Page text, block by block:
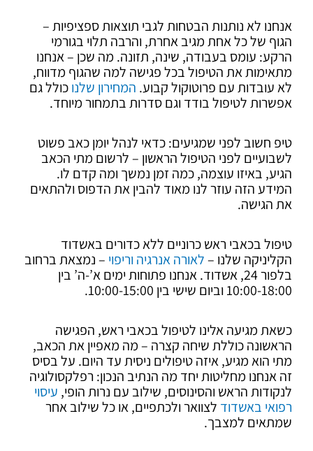
אנחנו לא נותנות הבטחות לגבי תוצאות ספציפיות –
הגוף של כל אחת מגיב אחרת, והרבה תלוי בגורמי
הרקע: עומס בעבודה, שינה, תזונה. מה שכן – אנחנו
מתאימות את הטיפול בכל פגישה למה שהגוף מדווח,
לא עובדות עם פרוטוקול קבוע. המחירון שלנוכולל גם
אפשרות לטיפול בודד וגם סדרות בתמחור מיוחד.
טיפ חשוב לפני שמגיעים: כדאי לנהל יומן כאב פשוט
לשבועיים לפני הטיפול הראשון – לרשום מתי הכאב
הגיע, באיזו עוצמה, כמה זמן נמשך ומה קדם לו.
המידע הזה עוזר לנו מאוד להבין את הדפוס ולהתאים
את הגישה.
טיפול בכאבי ראש כרוניים ללא כדורים באשדוד
הקליניקה שלנו –לאורה אנרגיה וריפוי – נמצאת ברחוב
בלפור 24, אשדוד. אנחנו פתוחות ימים א’-ה’ בין
10:00-18:00 וביום שישי בין 10:00-15:00.
כשאת מגיעה אלינו לטיפול בכאבי ראש, הפגישה
הראשונה כוללת שיחה קצרה – מה מאפיין את הכאב,
מתי הוא מגיע, איזה טיפולים ניסית עד היום. על בסיס
זה אנחנו מחליטות יחד מה הנתיב הנכון: רפלקסולוגיה
לנקודות הראש והסינוסים, שילוב עם נרות הופי, עיסוי
רפואי באשדוד לצוואר ולכתפיים, או כל שילוב אחר
שמתאים למצבך.